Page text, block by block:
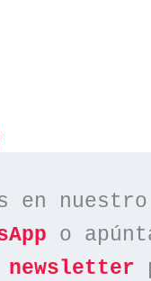
en
o
newsletter